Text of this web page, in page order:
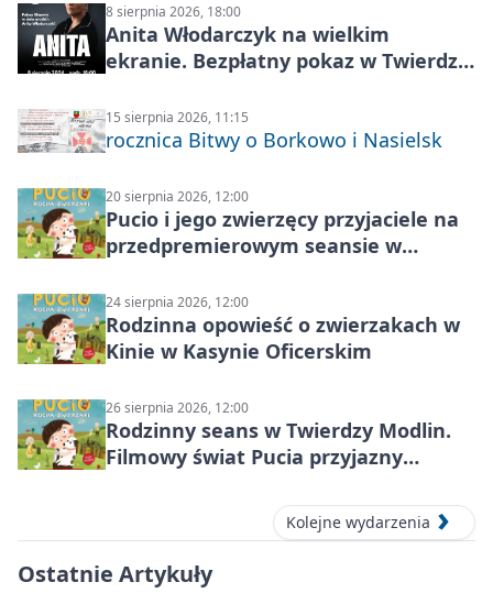
8 sierpnia 2026, 18:00
Anita Włodarczyk na wielkim
ekranie. Bezpłatny pokaz w Twierdzy
15 sierpnia 2026, 11:15
rocznica Bitwy o Borkowo i Nasielsk
20 sierpnia 2026, 12:00
Pucio i jego zwierzęcy przyjaciele na
przedpremierowym seansie w
24 sierpnia 2026, 12:00
Rodzinna opowieść o zwierzakach w
Kinie w Kasynie Oficerskim
26 sierpnia 2026, 12:00
Rodzinny seans w Twierdzy Modlin.
Filmowy świat Pucia przyjazny
Kolejne wydarzenia
Ostatnie Artykuły